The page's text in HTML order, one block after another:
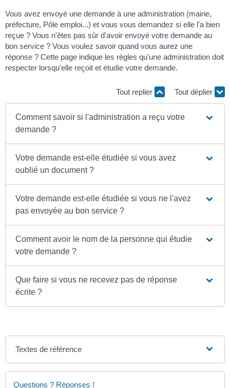
Vous avez envoyé une demande à une administration (mairie,
préfecture, Pôle emploi...) et vous vous demandez si elle l'a bien
reçue ? Vous n'êtes pas sûr d'avoir envoyé votre demande au
bon service ? Vous voulez savoir quand vous aurez une
réponse ? Cette page indique les règles qu'une administration doit
respecter lorsqu'elle reçoit et étudie votre demande.
Tout replier Tout déplier
Comment savoir si l'administration a reçu votre
demande ?
Votre demande est-elle étudiée si vous avez
oublié un document ?
Votre demande est-elle étudiée si vous ne l'avez
pas envoyée au bon service ?
Comment avoir le nom de la personne qui étudie
votre demande ?
Que faire si vous ne recevez pas de réponse
écrite ?
Textes de référence
Questions ? Réponses !